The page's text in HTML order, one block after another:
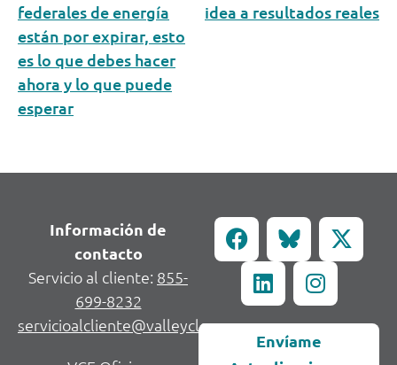
federales de energía
están por expirar, esto
es lo que debes hacer
ahora y lo que puede
esperar
idea a resultados reales
Información de
contacto
Servicio al cliente: 855-
699-8232
servicioalcliente@valleycleanenergy.org
Envíame